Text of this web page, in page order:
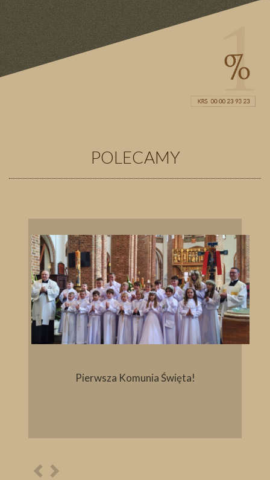
POLECAMY
Poprzednia
Pierwsza Komunia Święta!